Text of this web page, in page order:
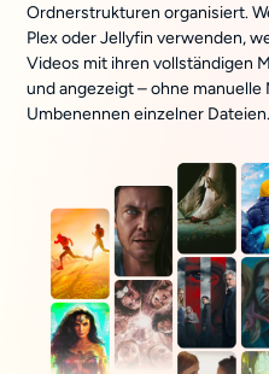
Ordnerstrukturen organisiert.
Plex oder Jellyfin verwenden,
Videos mit ihren vollständigen
und angezeigt – ohne
Umbenennen einzelner Dateien.